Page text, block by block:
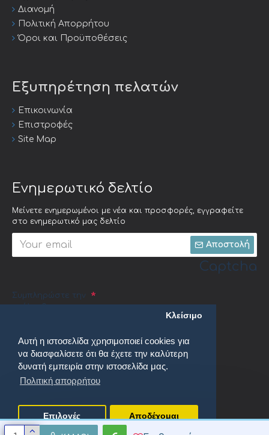
Αυτή η ιστοσελίδα χρησιμοποιεί cookies για
να διασφαλίσετε ότι θα έχετε την καλύτερη
δυνατή εμπειρία στην ιστοσελίδα μας.
Πολιτική απορρήτου
Κλείσιμο
Επιλογές Αποδέχομαι
Διανομή
Πολιτική Απορρήτου
Όροι και Προϋποθέσεις
Εξυπηρέτηση πελατών
Επικοινωνία
Επιστροφές
Site Map
Ενημερωτικό δελτίο
Μείνετε ενημερωμένοι με νέα και προσφορές, εγγραφείτε
στο ενημερωτικό μας δελτίο
Αποστολή
Captcha
Συμπληρώστε την
ακόλουθη
Πολιτική απορρήτου